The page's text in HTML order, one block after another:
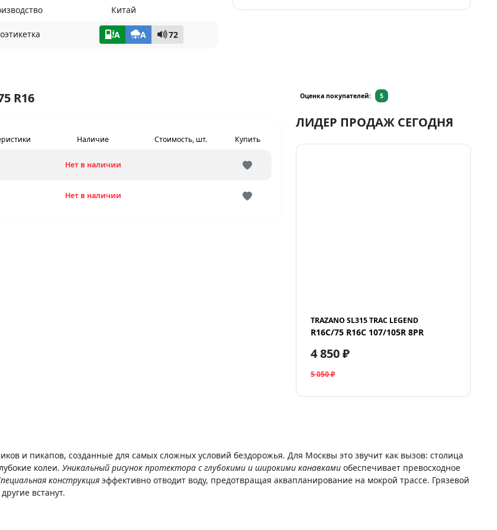
Китай
A A 72
R16
Наличие Стоимость, шт. Купить
Нет в наличии
Нет в наличии
Оценка покупателей: 5
ЛИДЕР ПРОДАЖ СЕГОДНЯ
TRAZANO SL315 TRAC LEGEND
R16C/75 R16C 107/105R 8PR
4 850 ₽
5 050 ₽
и пикапов, созданные для самых сложных условий бездорожья. Для Москвы это звучит как вызов: столица
колеи. Уникальный рисунок протектора с глубокими и широкими канавками обеспечивает превосходное
конструкция эффективно отводит воду, предотвращая аквапланирование на мокрой трассе. Грязевой
встанут.